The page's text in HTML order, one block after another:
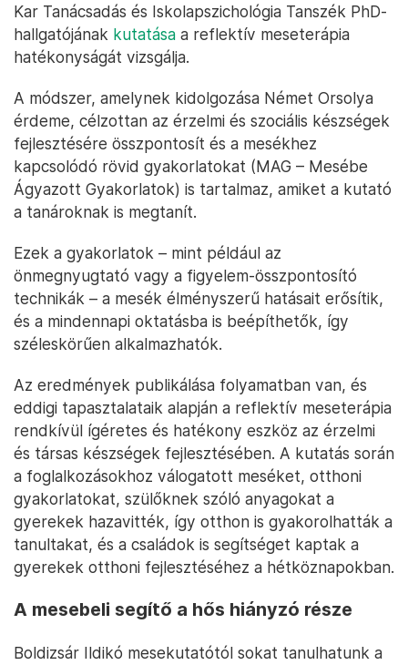
Kar Tanácsadás és Iskolapszichológia Tanszék PhD-
hallgatójának kutatása a reflektív meseterápia
hatékonyságát vizsgálja.
A módszer, amelynek kidolgozása Német Orsolya
érdeme, célzottan az érzelmi és szociális készségek
fejlesztésére összpontosít és a mesékhez
kapcsolódó rövid gyakorlatokat (MAG – Mesébe
Ágyazott Gyakorlatok) is tartalmaz, amiket a kutató
a tanároknak is megtanít.
Ezek a gyakorlatok – mint például az
önmegnyugtató vagy a figyelem-összpontosító
technikák – a mesék élményszerű hatásait erősítik,
és a mindennapi oktatásba is beépíthetők, így
széleskörűen alkalmazhatók.
Az eredmények publikálása folyamatban van, és
eddigi tapasztalataik alapján a reflektív meseterápia
rendkívül ígéretes és hatékony eszköz az érzelmi
és társas készségek fejlesztésében. A kutatás során
a foglalkozásokhoz válogatott meséket, otthoni
gyakorlatokat, szülőknek szóló anyagokat a
gyerekek hazavitték, így otthon is gyakorolhatták a
tanultakat, és a családok is segítséget kaptak a
gyerekek otthoni fejlesztéséhez a hétköznapokban.
A mesebeli segítő a hős hiányzó része
Boldizsár Ildikó mesekutatótól sokat tanulhatunk a